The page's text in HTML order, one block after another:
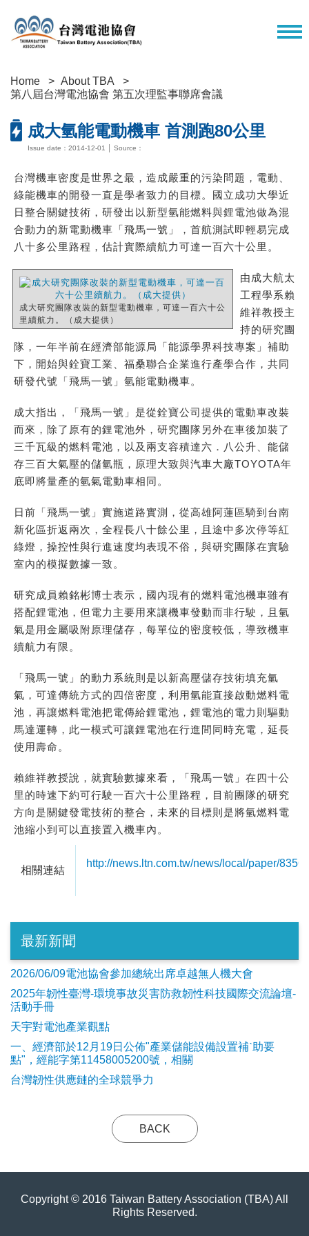
Home
About TBA
第八屆台灣電池協會 第五次理監事聯席會議
成大氫能電動機車 首測跑80公里
Issue date：2014-12-01 │ Source：
台灣機車密度是世界之最，造成嚴重的污染問題，電動、
綠能機車的開發一直是學者致力的目標。國立成功大學近
日整合關鍵技術，研發出以新型氫能燃料與鋰電池做為混
合動力的新電動機車「飛馬一號」，首航測試即輕易完成
八十多公里路程，估計實際續航力可達一百六十公里。
成大研究團隊改裝的新型電動機車，可達一百六十公
里續航力。（成大提供）
由成大航太
工程學系賴
維祥教授主
持的研究團
隊，一年半前在經濟部能源局「能源學界科技專案」補助
下，開始與銓寶工業、福桑聯合企業進行產學合作，共同
研發代號「飛馬一號」氫能電動機車。
成大指出，「飛馬一號」是從銓寶公司提供的電動車改裝
而來，除了原有的鋰電池外，研究團隊另外在車後加裝了
三千瓦級的燃料電池，以及兩支容積達六．八公升、能儲
存三百大氣壓的儲氫瓶，原理大致與汽車大廠TOYOTA年
底即將量產的氫氣電動車相同。
日前「飛馬一號」實施道路實測，從高雄阿蓮區騎到台南
新化區折返兩次，全程長八十餘公里，且途中多次停等紅
綠燈，操控性與行進速度均表現不俗，與研究團隊在實驗
室內的模擬數據一致。
研究成員賴銘彬博士表示，國內現有的燃料電池機車雖有
搭配鋰電池，但電力主要用來讓機車發動而非行駛，且氫
氣是用金屬吸附原理儲存，每單位的密度較低，導致機車
續航力有限。
「飛馬一號」的動力系統則是以新高壓儲存技術填充氫
氣，可達傳統方式的四倍密度，利用氫能直接啟動燃料電
池，再讓燃料電池把電傳給鋰電池，鋰電池的電力則驅動
馬達運轉，此一模式可讓鋰電池在行進間同時充電，延長
使用壽命。
賴維祥教授說，就實驗數據來看，「飛馬一號」在四十公
里的時速下約可行駛一百六十公里路程，目前團隊的研究
方向是關鍵發電技術的整合，未來的目標則是將氫燃料電
池縮小到可以直接置入機車內。
相關連結
http://news.ltn.com.tw/news/local/paper/
最新新聞
2026/06/09電池協會參加總統出席卓越無人機大會
2025年韌性臺灣-環境事故災害防救韌性科技國際交流論壇-
活動手冊
天宇對電池產業觀點
​一、經濟部於12月19日公佈"產業儲能設備設置補ˋ助要
點"，經能字第11458005200號，相關
台灣韌性供應鏈的全球競爭力
BACK
Copyright © 2016 Taiwan Battery Association (TBA) All
Rights Reserved.